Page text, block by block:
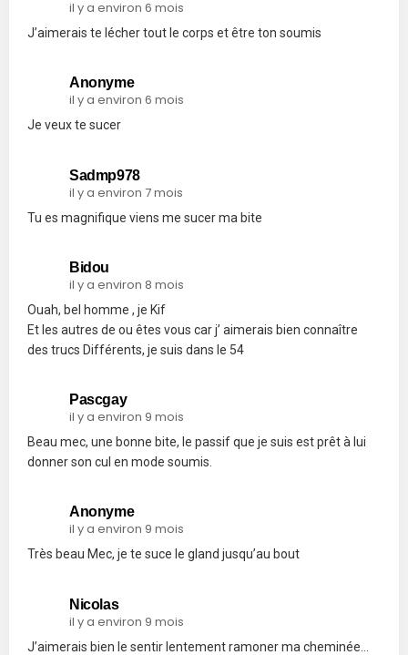
il y a environ 6 mois
J’aimerais te lécher tout le corps et être ton soumis
Anonyme
il y a environ 6 mois
Je veux te sucer
Sadmp978
il y a environ 7 mois
Tu es magnifique viens me sucer ma bite
Bidou
il y a environ 8 mois
Ouah, bel homme , je Kif
Et les autres de ou êtes vous car j’ aimerais bien connaître
des trucs Différents, je suis dans le 54
Pascgay
il y a environ 9 mois
Beau mec, une bonne bite, le passif que je suis est prêt à lui
donner son cul en mode soumis.
Anonyme
il y a environ 9 mois
Très beau Mec, je te suce le gland jusqu’au bout
Nicolas
il y a environ 9 mois
J’aimerais bien le sentir lentement ramoner ma cheminée…